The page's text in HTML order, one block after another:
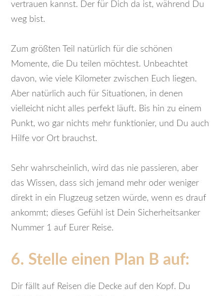
vertrauen kannst. Der für Dich da ist, während Du
weg bist.
Zum größten Teil natürlich für die schönen
Momente, die Du teilen möchtest. Unbeachtet
davon, wie viele Kilometer zwischen Euch liegen.
Aber natürlich auch für Situationen, in denen
vielleicht nicht alles perfekt läuft. Bis hin zu einem
Punkt, wo gar nichts mehr funktionier, und Du auch
Hilfe vor Ort brauchst.
Sehr wahrscheinlich, wird das nie passieren, aber
das Wissen, dass sich jemand mehr oder weniger
direkt in ein Flugzeug setzen würde, wenn es drauf
ankommt; dieses Gefühl ist Dein Sicherheitsanker
Nummer 1 auf Eurer Reise.
6. Stelle einen Plan B auf:
Dir fällt auf Reisen die Decke auf den Kopf. Du